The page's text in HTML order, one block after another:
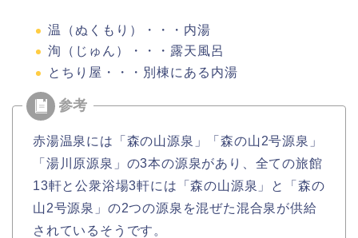
温（ぬくもり）・・・内湯
洵（じゅん）・・・露天風呂
とちり屋・・・別棟にある内湯
赤湯温泉には「森の山源泉」「森の山2号源泉」
「湯川原源泉」の3本の源泉があり、全ての旅館
13軒と公衆浴場3軒には「森の山源泉」と「森の
山2号源泉」の2つの源泉を混ぜた混合泉が供給
されているそうです。